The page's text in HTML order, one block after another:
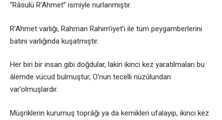
“Râsulü R’Ahmet” ismiyle nurlanmıştır.
R’Ahmet varlığı, Rahman Rahim’iyet’i ile tüm peygamberlerini
batıni varlığında kuşatmıştır.
Her biri bir insan gibi doğdular, lakin ikinci kez yaratılmaları bu
âlemde vücud bulmuştur, O’nun tecelli nüzûlundan
var’olmuşlardır.
Müşriklerin kurumuş toprâğı ya da kemikleri ufalayıp, ikinci kez